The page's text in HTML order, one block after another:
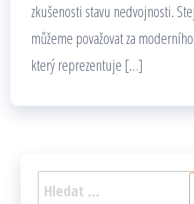
zkušenosti stavu nedvojnosti.
můžeme považovat za
který reprezentuje […]
Vyhledávání